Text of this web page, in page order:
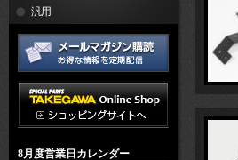
スター汎用
8月度営業日カレンダー